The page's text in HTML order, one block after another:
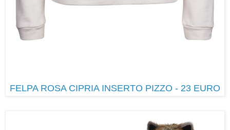
FELPA ROSA CIPRIA INSERTO PIZZO - 23 EURO